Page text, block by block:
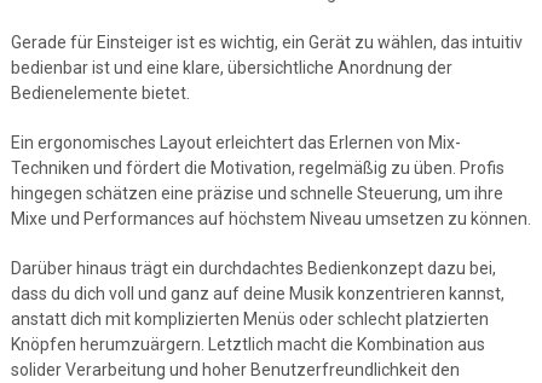
Gerade für Einsteiger ist es wichtig, ein Gerät zu wählen, das intuitiv
bedienbar ist und eine klare, übersichtliche Anordnung der
Bedienelemente bietet.
Ein ergonomisches Layout erleichtert das Erlernen von Mix-
Techniken und fördert die Motivation, regelmäßig zu üben. Profis
hingegen schätzen eine präzise und schnelle Steuerung, um ihre
Mixe und Performances auf höchstem Niveau umsetzen zu können.
Darüber hinaus trägt ein durchdachtes Bedienkonzept dazu bei,
dass du dich voll und ganz auf deine Musik konzentrieren kannst,
anstatt dich mit komplizierten Menüs oder schlecht platzierten
Knöpfen herumzuärgern. Letztlich macht die Kombination aus
solider Verarbeitung und hoher Benutzerfreundlichkeit den